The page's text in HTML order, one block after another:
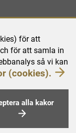
för att
för att samla in
så vi kan
(cookies).
alla kakor